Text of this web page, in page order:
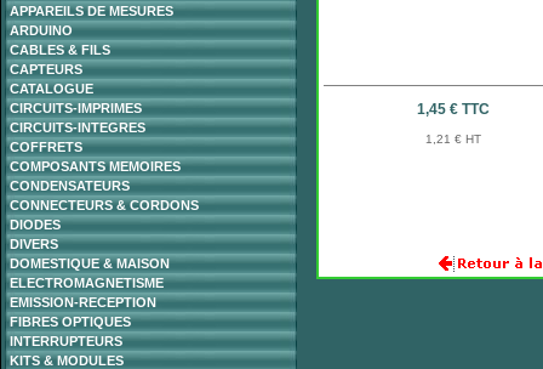
APPAREILS DE MESURES
ARDUINO
CABLES & FILS
CAPTEURS
CATALOGUE
CIRCUITS-IMPRIMES
CIRCUITS-INTEGRES
COFFRETS
COMPOSANTS MEMOIRES
CONDENSATEURS
CONNECTEURS & CORDONS
DIODES
DIVERS
DOMESTIQUE & MAISON
ELECTROMAGNETISME
EMISSION-RECEPTION
FIBRES OPTIQUES
INTERRUPTEURS
KITS & MODULES
1,45 € TTC
1,21 € HT